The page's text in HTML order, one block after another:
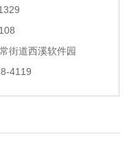
街道西溪软件园
4119